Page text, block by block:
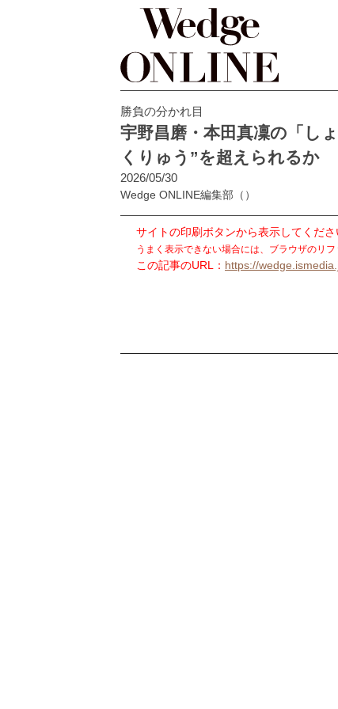
勝負の分かれ目
宇野昌磨・本田真凜の「し
くりゅう”を超えられるか
2026/05/30
Wedge ONLINE編集部 （）
サイトの印刷ボタンから表示してくださ
うまく表示できない場合には、ブラウザのリ
この記事のURL： https://